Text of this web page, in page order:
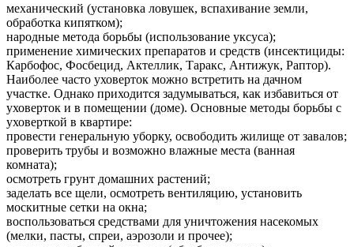
механический (установка ловушек, вспахивание земли,
обработка кипятком);
народные метода борьбы (использование уксуса);
применение химических препаратов и средств (инсектициды:
Карбофос, Фосбецид, Актеллик, Таракс, Антижук, Раптор).
Наиболее часто уховерток можно встретить на дачном
участке. Однако приходится задумываться, как избавиться от
уховерток и в помещении (доме). Основные методы борьбы с
уховерткой в квартире:
провести генеральную уборку, освободить жилище от завалов;
проверить трубы и возможно влажные места (ванная
комната);
осмотреть грунт домашних растений;
заделать все щели, осмотреть вентиляцию, установить
москитные сетки на окна;
воспользоваться средствами для уничтожения насекомых
(мелки, пасты, спреи, аэрозоли и прочее);